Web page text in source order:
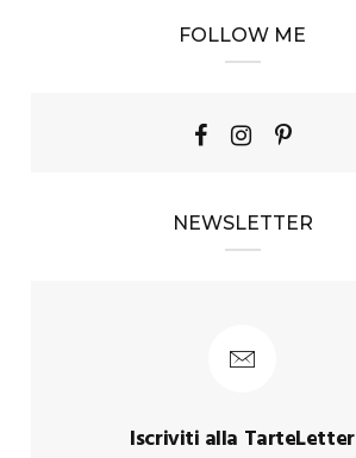
FOLLOW ME
NEWSLETTER
Iscriviti alla TarteLetter